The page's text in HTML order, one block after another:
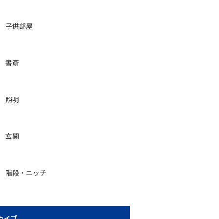
子供部屋
書斎
照明
玄関
階段・ニッチ